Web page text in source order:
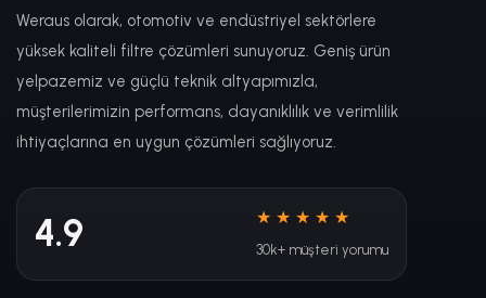
Weraus olarak, otomotiv ve endüstriyel sektörlere
yüksek kaliteli filtre çözümleri sunuyoruz. Geniş ürün
yelpazemiz ve güçlü teknik altyapımızla,
müşterilerimizin performans, dayanıklılık ve verimlilik
ihtiyaçlarına en uygun çözümleri sağlıyoruz.
4.9 ★★★★★
30k+ müşteri yorumu